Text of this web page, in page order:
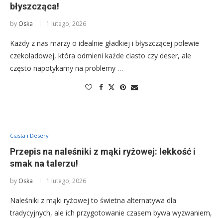
błyszcząca!
by Oska 1 lutego, 2026
Każdy z nas marzy o idealnie gładkiej i błyszczącej polewie
czekoladowej, która odmieni każde ciasto czy deser, ale
często napotykamy na problemy …
Ciasta i Desery
Przepis na naleśniki z mąki ryżowej: lekkość i
smak na talerzu!
by Oska 1 lutego, 2026
Naleśniki z mąki ryżowej to świetna alternatywa dla
tradycyjnych, ale ich przygotowanie czasem bywa wyzwaniem,